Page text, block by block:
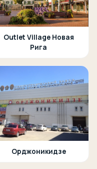
Outlet Village Новая
Рига
Орджоникидзе